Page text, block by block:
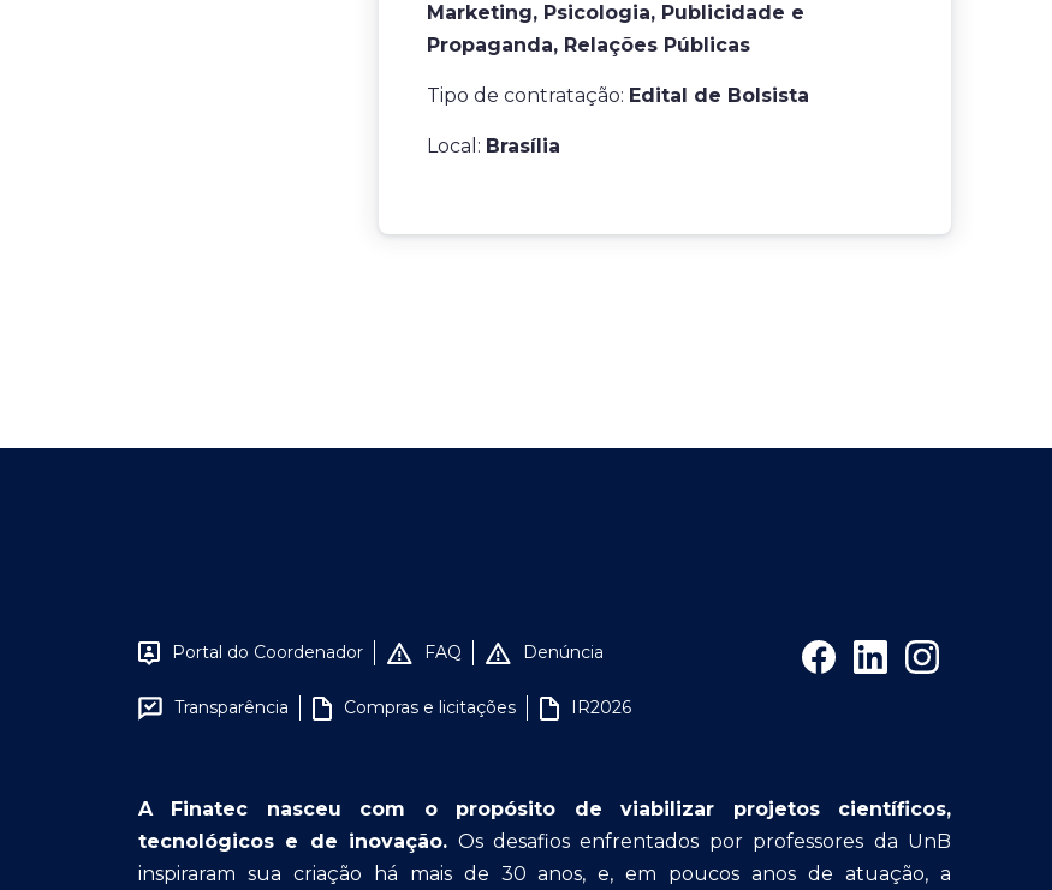
Marketing, Psicologia, Publicidade e
Propaganda, Relações Públicas
Tipo de contratação: Edital de Bolsista
Local: Brasília
Portal do Coordenador FAQ Denúncia
Transparência Compras e licitações IR2026
A Finatec nasceu com o propósito de viabilizar projetos científicos,
tecnológicos e de inovação. Os desafios enfrentados por professores da UnB
inspiraram sua criação há mais de 30 anos, e, em poucos anos de atuação, a